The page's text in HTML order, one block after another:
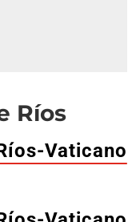
Ríos
Vaticano